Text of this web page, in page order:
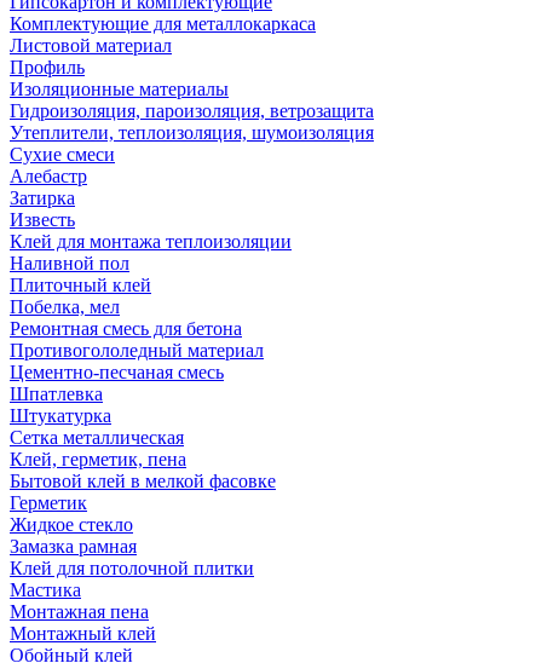
Комплектующие для металлокаркаса
Листовой материал
Профиль
Изоляционные материалы
Гидроизоляция, пароизоляция, ветрозащита
Утеплители, теплоизоляция, шумоизоляция
Сухие смеси
Алебастр
Затирка
Известь
Клей для монтажа теплоизоляции
Наливной пол
Плиточный клей
Побелка, мел
Ремонтная смесь для бетона
Противогололедный материал
Цементно-песчаная смесь
Шпатлевка
Штукатурка
Сетка металлическая
Клей, герметик, пена
Бытовой клей в мелкой фасовке
Герметик
Жидкое стекло
Замазка рамная
Клей для потолочной плитки
Мастика
Монтажная пена
Монтажный клей
Обойный клей